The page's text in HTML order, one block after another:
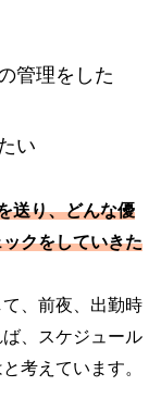
管理をした
い
送り、どんな優
クをしていきた
、前夜、出勤時
、スケジュール
考えています。